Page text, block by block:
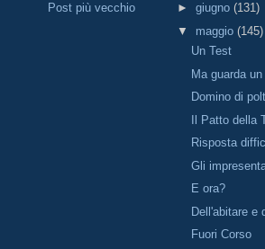
Post più vecchio
► giugno (131)
▼ maggio (145)
Un Test
Ma guarda
Domino di
Il Patto della
Risposta
Gli
E ora?
Dell'abitare e
Fuori Corso